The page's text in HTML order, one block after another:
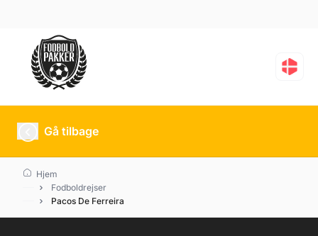
Gå tilbage
Hjem
Fodboldrejser
Pacos De Ferreira